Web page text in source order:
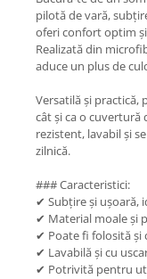
pilotă de vară,
oferi confort optim
Realizată din
aduce un plus de
Versatilă și
cât și ca o
rezistent, lavabil și
zilnică.
### Caracteristici:
✔ Subțire și ușoară,
✔ Material moale și
✔ Poate fi folosită și
✔ Lavabilă și cu
✔ Potrivită pentru